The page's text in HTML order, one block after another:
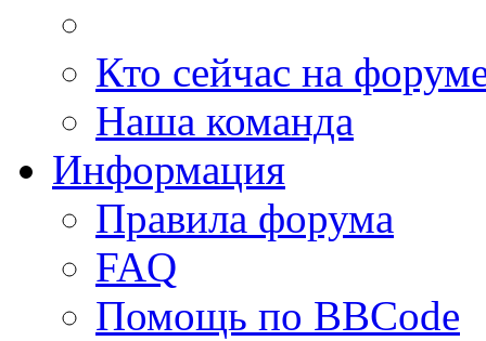
Кто сейчас на
Наша команда
Информация
Правила форума
FAQ
Помощь по BBCode